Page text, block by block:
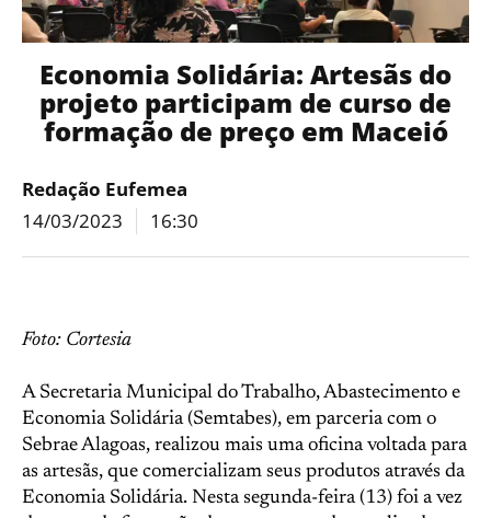
Economia Solidária: Artesãs do
projeto participam de curso de
formação de preço em Maceió
Redação Eufemea
14/03/2023
16:30
Foto: Cortesia
A Secretaria Municipal do Trabalho, Abastecimento e
Economia Solidária (Semtabes), em parceria com o
Sebrae Alagoas, realizou mais uma oficina voltada para
as artesãs, que comercializam seus produtos através da
Economia Solidária. Nesta segunda-feira (13) foi a vez